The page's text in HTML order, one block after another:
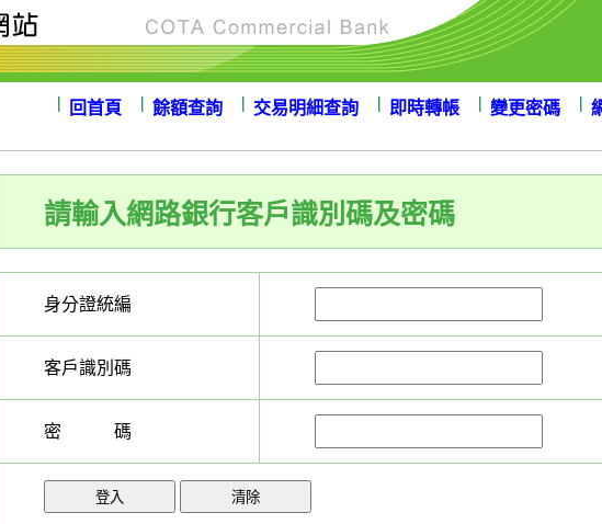
回首頁 餘額查詢 交易明細查詢 即時轉帳 變更密碼
請輸入網路銀行客戶識別碼及密碼
身分證統編
客戶識別碼
密 碼